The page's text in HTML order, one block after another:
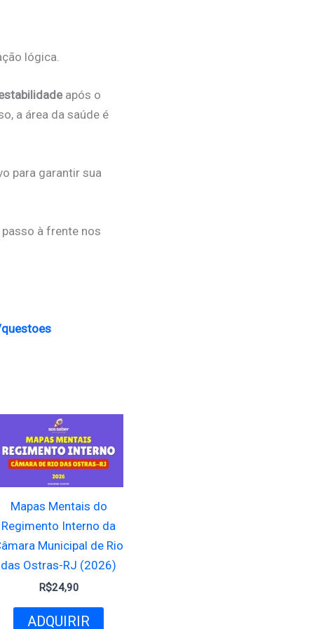
lógica.
após o
a área da saúde é
para garantir sua
passo à frente nos
Mapas Mentais do
Regimento Interno da
Municipal de Rio
das Ostras-RJ (2026)
R$24,90
ADQUIRIR